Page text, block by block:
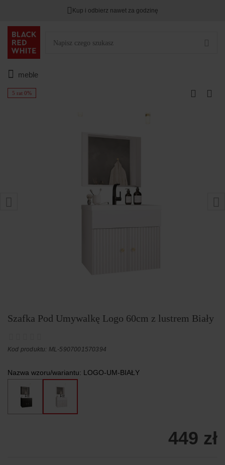
Kup i odbierz nawet za godzinę
meble
5 rat 0%
Szafka Pod Umywalkę Logo 60cm z lustrem Biały
Kod produktu: ML-5907001570394
Nazwa wzoru/wariantu: LOGO-UM-BIAŁY
449 zł